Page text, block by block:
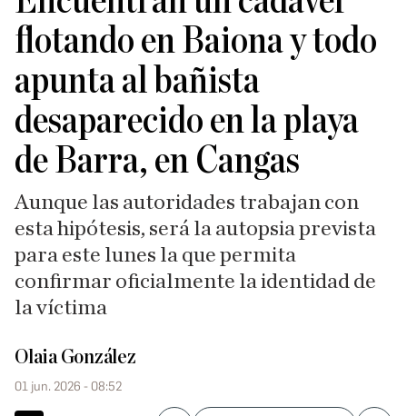
flotando en Baiona y todo
apunta al bañista
desaparecido en la playa
de Barra, en Cangas
Aunque las autoridades trabajan con
esta hipótesis, será la autopsia prevista
para este lunes la que permita
confirmar oficialmente la identidad de
la víctima
Olaia González
01 jun. 2026 - 08:52